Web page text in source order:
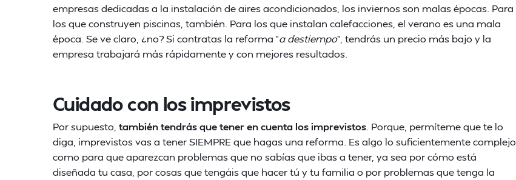
empresas dedicadas a la instalación de aires acondicionados, los inviernos son malas épocas. Para
los que construyen piscinas, también. Para los que instalan calefacciones, el verano es una mala
época. Se ve claro, ¿no? Si contratas la reforma “a destiempo”, tendrás un precio más bajo y la
empresa trabajará más rápidamente y con mejores resultados.
Cuidado con los imprevistos
Por supuesto, también tendrás que tener en cuenta los imprevistos . Porque, permíteme que te lo
diga, imprevistos vas a tener SIEMPRE que hagas una reforma. Es algo lo suficientemente complejo
como para que aparezcan problemas que no sabías que ibas a tener, ya sea por cómo está
diseñada tu casa, por cosas que tengáis que hacer tú y tu familia o por problemas que tenga la